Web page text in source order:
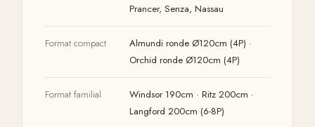
Prancer, Senza, Nassau
Format compact
Almundi ronde Ø120cm (4P) ·
Orchid ronde Ø120cm (4P)
Format familial
Windsor 190cm · Ritz 200cm ·
Langford 200cm (6-8P)